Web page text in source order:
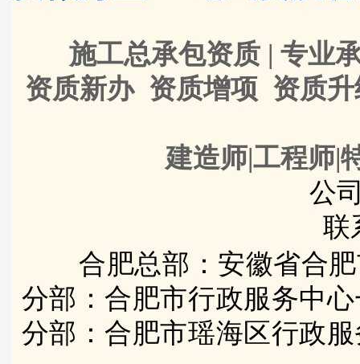
施工总承包资质 | 专业
资质新办 资质增项 资质
建造师|工程师|
公
联
合肥总部：安徽省合
分部：合肥市行政服务中
分部：合肥市瑶海区行政